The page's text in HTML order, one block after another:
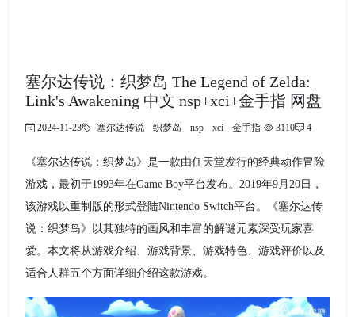
塞尔达传说：织梦岛 The Legend of Zelda:
Link's Awakening 中文 nsp+xci+金手指 网盘
2024-11-23 塞尔达传说 织梦岛 nsp xci 金手指 3110 4
《塞尔达传说：织梦岛》是一款由任天堂发行的经典动作冒险
游戏，最初于1993年在Game Boy平台发布。2019年9月20日，
该游戏以重制版的形式登陆Nintendo Switch平台。《塞尔达传
说：织梦岛》以其独特的画风和丰富的解谜元素深受玩家喜
爱。本文将从游戏介绍、游戏背景、游戏特色、游戏评价以及
适合人群五个方面详细介绍这款游戏。